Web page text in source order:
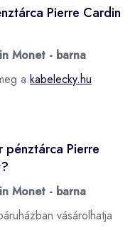
Pierre Cardin
Monet - barna
a kabelecky.hu
pénztárca Pierre
Monet - barna
vásárolhatja